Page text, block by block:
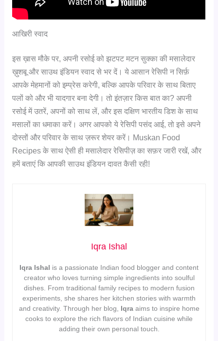
आखिरी स्वाद
इस ख़ास मौके पर, अपनी रसोई को झटपट मटन सुक्का की मसालेदार
ख़ुशबू और साउथ इंडियन स्वाद से भर दें। ये आसान रेसिपी न सिर्फ़
आपके मेहमानों को इम्प्रेस करेगी, बल्कि आपके परिवार के साथ बिताए
पलों को और भी यादगार बना देगी। तो इंतज़ार किस बात का? अपनी
रसोई में उतरें, अपनों को साथ लें, और इस दक्षिण भारतीय डिश के साथ
मसालों का धमाका करें। अगर आपको ये रेसिपी पसंद आई, तो इसे अपने
दोस्तों और परिवार के साथ ज़रूर शेयर करें। Muskan Food
Recipes के साथ ऐसी ही मसालेदार रेसिपीज़ का सफ़र जारी रखें, और
हमें बताएं कि आपकी साउथ इंडियन दावत कैसी रही!
Iqra Ishal
Iqra Ishal is a passionate Indian food blogger and content
creator who loves turning simple ingredients into soulful
dishes. From traditional family recipes to modern fusion
experiments, she shares her kitchen stories with warmth
and creativity. Through her blog, Iqraaims to inspire home
cooks to explore the rich flavors of Indian cuisine while
adding their own personal touch.